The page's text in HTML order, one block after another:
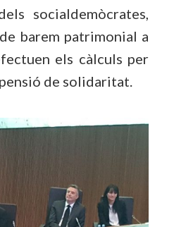
socialdemòcrates,
barem patrimonial a
els càlculs per
de solidaritat.